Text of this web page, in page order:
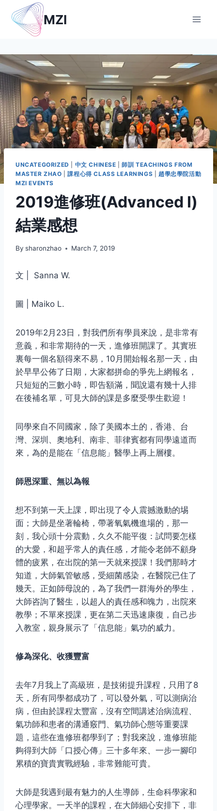
content
MZI
UNCATEGORIZED 中文 CHINESE |師訓 TEACHINGS FROM
MASTER ZHAO |課程心得 CLASS LEARNINGS |趙學忠學院活動
MZI EVENTS
2019進修班(Advanced I)
結業感想
By sharonzhao March 7, 2019
文 | Sanna W.
圖 | Maiko L.
2019年2月23日，對我們所有學員來說，是非常有
意義，和非常期待的一天，進修班開課了。其實班
裏每一個名額得來不易，10月開始報名那一天，由
於早早公佈了日期，大家都拼命的爭先上網報名，
只短短的三數小時，即告額滿，聞說還有幾十人排
在後補名單，可見大師的課是多麼受學生歡迎！
同學來自不同國家，除了美國本土的，香港、台
灣、深圳、奧地利、南非、菲律賓都有同學遠道而
來，為的是能在「信息能」醫學上再上層樓。
師恩深重、無以為報
想不到第一天上課，即出現了令人震撼激動的埸
面；大師是坐著輪椅，帶著氧氣機進場的，那一
刻，我心頭十分震動，久久不能平復：試問要怎樣
的大愛，和超乎常人的責任感，才能令老師不顧身
體的疲累，在出院的第一天就來授課！我們那時才
知道，大師氣管敏感，受細菌感染，在醫院已住了
幾天。正如師母說的，為了我們一群海外的學生，
大師咨詢了醫生，以超人的責任感和魄力，出院來
教學；不單來授課，更在第二天迅速康復，自己步
入教室，親身展示了「信息能」氣功的威力。
修為深化、收獲豐富
去年7月我上了高級班，是技術提升課程，只用了8
天，所有同學都成功了，可以發外氣，可以測病治
病，但由於課程太豐富，沒有空間講述治病流程、
氣功師和患者的溝通竅門、氣功師心態等重要課
題，這些在進修班都學到了；對我來說，進修班能
夠得到大師「口授心傳」三十多年來、一步一腳印
累積的寶貴實戰經驗，非常難能可貴。
大師是我遇到最有魅力的人生導師，生命科學家和
心理學家。一天半的課程，在大師細心安排下，非